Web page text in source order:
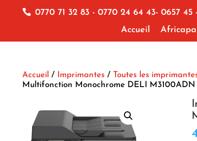
0770 71 32 83 - 0770 24 64 43- 0657 45
Accueil
Accueil / Imprimantes/ Toutes les
Multifonction Monochrome DELI M3100ADN